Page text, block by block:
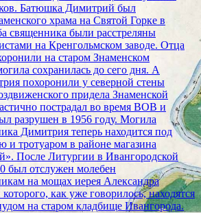
Батюшка Димитрий был
храма на Святой Горке в
священника были расстреляны
на Кренгольмском заводе. Отца
на старом Знаменском
сохранилась до сего дня. А
похоронили у северной стены
придела Знаменской
пострадал во время ВОВ и
разрушен в 1956 году. Могила
Димитрия теперь находится под
и тротуаром в районе магазина
После Литургии в Ивангородской
был отслужен молебен
на мощах иерея Александра
как уже говорилось, находятся
на старом кладбище Ивангорода.